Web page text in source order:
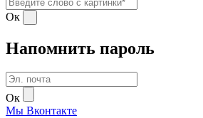
Ок
Напомнить пароль
Ок
Мы Вконтакте